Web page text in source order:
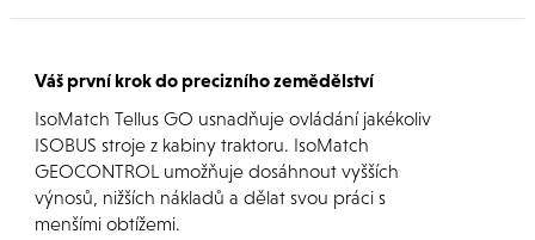
Váš první krok do precizního zemědělství
IsoMatch Tellus GO usnadňuje ovládání jakékoliv
ISOBUS stroje z kabiny traktoru. IsoMatch
GEOCONTROL umožňuje dosáhnout vyšších
výnosů, nižších nákladů a dělat svou práci s
menšími obtížemi.